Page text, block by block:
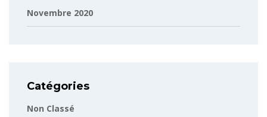
Novembre 2020
Catégories
Non Classé